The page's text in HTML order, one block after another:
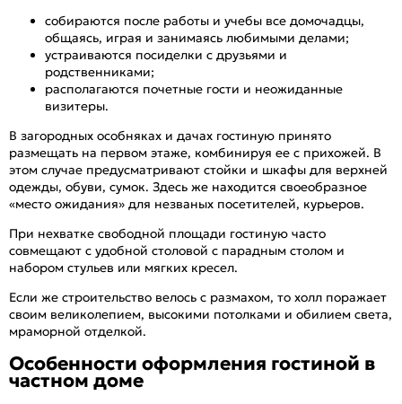
собираются после работы и учебы все домочадцы,
общаясь, играя и занимаясь любимыми делами;
устраиваются посиделки с друзьями и
родственниками;
располагаются почетные гости и неожиданные
визитеры.
В загородных особняках и дачах гостиную принято
размещать на первом этаже, комбинируя ее с прихожей. В
этом случае предусматривают стойки и шкафы для верхней
одежды, обуви, сумок. Здесь же находится своеобразное
«место ожидания» для незваных посетителей, курьеров.
При нехватке свободной площади гостиную часто
совмещают с удобной столовой с парадным столом и
набором стульев или мягких кресел.
Если же строительство велось с размахом, то холл поражает
своим великолепием, высокими потолками и обилием света,
мраморной отделкой.
Особенности оформления гостиной в
частном доме